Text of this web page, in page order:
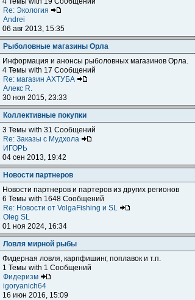
Re: Экология
Andrei
06 авг 2013, 15:35
Рыболовные магазины Орла
Информация и анонсы рыболовных магазинов Орла.
4 Темы with 17 Сообщений
Re: магазин АХТУБА
Алекс R.
30 ноя 2015, 23:33
Коллективные покупки
3 Темы with 31 Сообщений
Re: Заказы с Мудхола
ИГОРЬ
04 сен 2013, 19:42
Новости партнеров
Новости партнеров и партеров из других регионов
6 Темы with 1648 Сообщений
Re: Новости от VolgaFishing и SL
Oleg SL
01 ноя 2024, 16:34
Ловля мирной рыбы
Фидерная ловля, карпфишинг, поплавок и т.п.
1 Темы with 1 Сообщений
Фидеризм
igoryanich64
16 июн 2016, 15:09